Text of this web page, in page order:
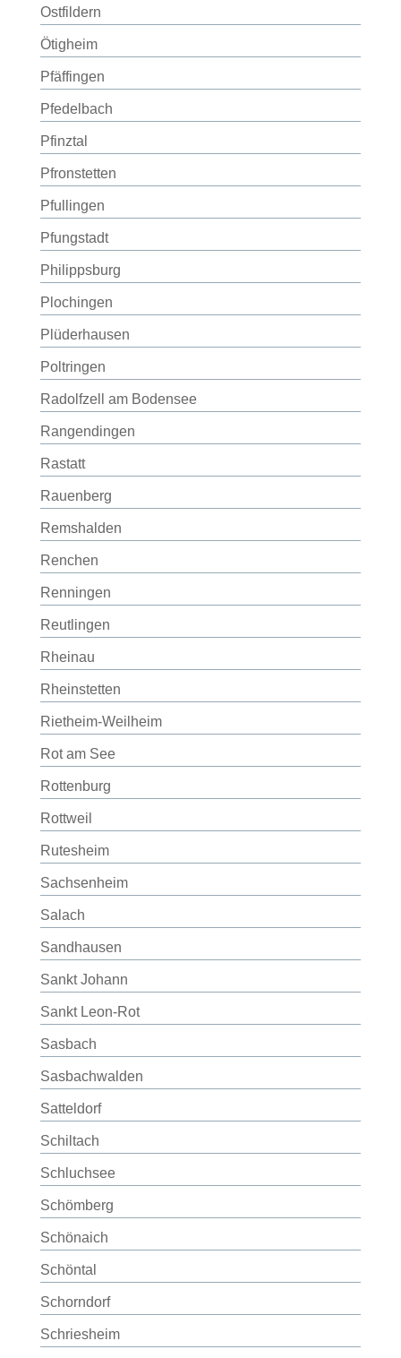
Ostfildern
Ötigheim
Pfäffingen
Pfedelbach
Pfinztal
Pfronstetten
Pfullingen
Pfungstadt
Philippsburg
Plochingen
Plüderhausen
Poltringen
Radolfzell am Bodensee
Rangendingen
Rastatt
Rauenberg
Remshalden
Renchen
Renningen
Reutlingen
Rheinau
Rheinstetten
Rietheim-Weilheim
Rot am See
Rottenburg
Rottweil
Rutesheim
Sachsenheim
Salach
Sandhausen
Sankt Johann
Sankt Leon-Rot
Sasbach
Sasbachwalden
Satteldorf
Schiltach
Schluchsee
Schömberg
Schönaich
Schöntal
Schorndorf
Schriesheim